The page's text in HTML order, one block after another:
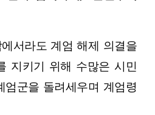
서라도 계엄 해제 의결을
지키기 위해 수많은 시민
엄군을 돌려세우며 계엄령